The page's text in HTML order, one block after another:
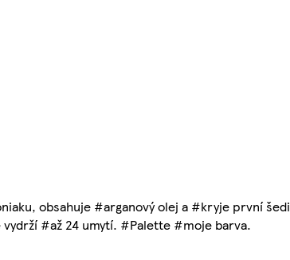
obsahuje #arganový olej a #kryje první
#až 24 umytí. #Palette #moje barva.